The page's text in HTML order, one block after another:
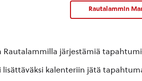
Rautalammin
järjestämiä
kalenteriin jätä